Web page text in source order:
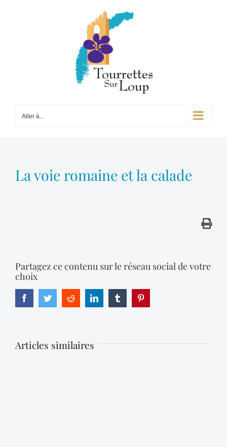
Aller à...
La voie romaine et la calade
Partagez ce contenu sur le réseau social de votre
choix
FacebookTwitterReddit LinkedIn Tumblr
Articles similaires